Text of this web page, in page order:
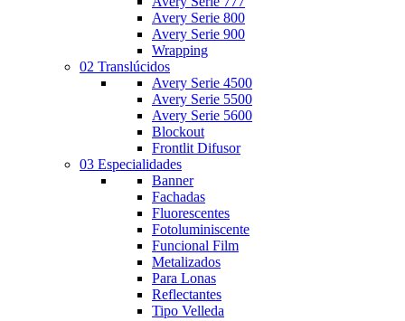
Avery Serie 800
Avery Serie 900
Wrapping
02 Translúcidos
Avery Serie 4500
Avery Serie 5500
Avery Serie 5600
Blockout
Frontlit Difusor
03 Especialidades
Banner
Fachadas
Fluorescentes
Fotoluminiscente
Funcional Film
Metalizados
Para Lonas
Reflectantes
Tipo Velleda